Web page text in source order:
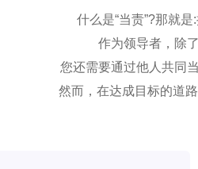
什么是“当责”?那就是
作为领导者，除
您还需要通过他人共同
然而，在达成目标的道